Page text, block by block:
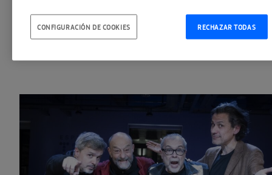
Todopoderosos, el pódcast de
RECHAZAR TODAS
CONFIGURACIÓN DE COOKIES